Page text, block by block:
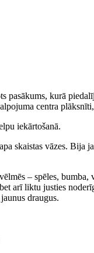
kurā
centra
iekārtošanā.
skaistas vāzes. Bija
– spēles,
arī liktu justies
draugus.